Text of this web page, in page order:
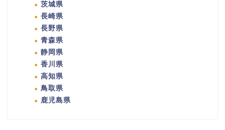
茨城県
長崎県
長野県
青森県
静岡県
香川県
高知県
鳥取県
鹿児島県